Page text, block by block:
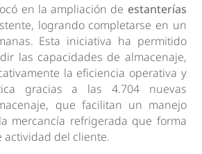
en la ampliación de estanterías
logrando completarse en un
Esta iniciativa ha permitido
las capacidades de almacenaje,
la eficiencia operativa y
gracias a las 4.704 nuevas
que facilitan un manejo
mercancía refrigerada que forma
actividad del cliente.